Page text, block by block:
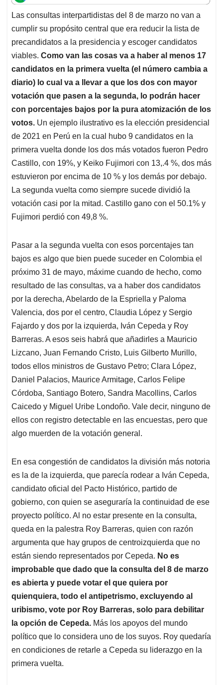
t
s
A
p
p
e
b
o
o
k
k
e
d
I
n
i
l
e
a
d
s
Las consultas interpartidistas del 8 de marzo no van a
cumplir su propósito central que era reducir la lista de
precandidatos a la presidencia y escoger candidatos
viables. Como van las cosas va a haber al menos 17
candidatos en la primera vuelta (el número cambia a
diario) lo cual va a llevar a que los dos con mayor
votación que pasen a la segunda, lo podrán hacer
con porcentajes bajos por la pura atomización de los
votos. Un ejemplo ilustrativo es la elección presidencial
de 2021 en Perú en la cual hubo 9 candidatos en la
primera vuelta donde los dos más votados fueron Pedro
Castillo, con 19%, y Keiko Fujimori con 13,.4 %, dos más
estuvieron por encima de 10 % y los demás por debajo.
La segunda vuelta como siempre sucede dividió la
votación casi por la mitad. Castillo gano con el 50.1% y
Fujimori perdió con 49,8 %.
Pasar a la segunda vuelta con esos porcentajes tan
bajos es algo que bien puede suceder en Colombia el
próximo 31 de mayo, máxime cuando de hecho, como
resultado de las consultas, va a haber dos candidatos
por la derecha, Abelardo de la Espriella y Paloma
Valencia, dos por el centro, Claudia López y Sergio
Fajardo y dos por la izquierda, Iván Cepeda y Roy
Barreras. A esos seis habrá que añadirles a Mauricio
Lizcano, Juan Fernando Cristo, Luis Gilberto Murillo,
todos ellos ministros de Gustavo Petro; Clara López,
Daniel Palacios, Maurice Armitage, Carlos Felipe
Córdoba, Santiago Botero, Sandra Macollins, Carlos
Caicedo y Miguel Uribe Londoño. Vale decir, ninguno de
ellos con registro detectable en las encuestas, pero que
algo muerden de la votación general.
En esa congestión de candidatos la división más notoria
es la de la izquierda, que parecía rodear a Iván Cepeda,
candidato oficial del Pacto Histórico, partido de
gobierno, con quien se aseguraría la continuidad de ese
proyecto político. Al no estar presente en la consulta,
queda en la palestra Roy Barreras, quien con razón
argumenta que hay grupos de centroizquierda que no
están siendo representados por Cepeda. No es
improbable que dado que la consulta del 8 de marzo
es abierta y puede votar el que quiera por
quienquiera, todo el antipetrismo, excluyendo al
uribismo, vote por Roy Barreras, solo para debilitar
la opción de Cepeda. Más los apoyos del mundo
político que lo considera uno de los suyos. Roy quedaría
en condiciones de retarle a Cepeda su liderazgo en la
primera vuelta.